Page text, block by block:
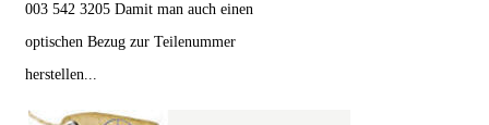
003 542 3205 Damit man auch einen
optischen Bezug zur Teilenummer
herstellen...